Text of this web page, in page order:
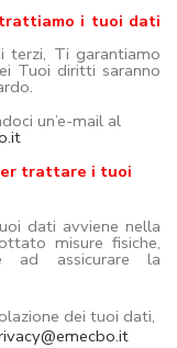
i tuoi dati
Ti garantiamo
Tuoi diritti saranno
un’e-mail al
trattare i tuoi
dati avviene nella
misure fisiche,
ad assicurare la
dei tuoi dati,